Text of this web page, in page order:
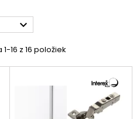

16 z 16 položiek